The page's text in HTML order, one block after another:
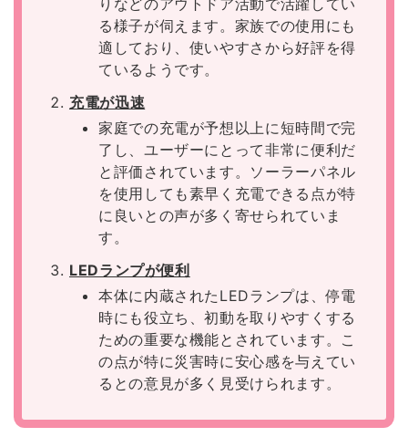
りなどのアウトドア活動で活躍してい
る様子が伺えます。家族での使用にも
適しており、使いやすさから好評を得
ているようです。
充電が迅速
家庭での充電が予想以上に短時間で完
了し、ユーザーにとって非常に便利だ
と評価されています。ソーラーパネル
を使用しても素早く充電できる点が特
に良いとの声が多く寄せられていま
す。
LEDランプが便利
本体に内蔵されたLEDランプは、停電
時にも役立ち、初動を取りやすくする
ための重要な機能とされています。こ
の点が特に災害時に安心感を与えてい
るとの意見が多く見受けられます。